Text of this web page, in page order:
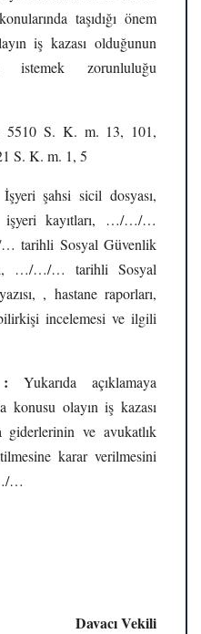
taşıdığı önem
iş kazası olduğunun
istemek zorunluluğu
5510 S. K. m. 13, 101,
S. K. m. 1, 5
İşyeri şahsi sicil dosyası,
işyeri kayıtları, …/…/…
tarihli Sosyal Güvenlik
…/…/… tarihli Sosyal
, hastane raporları,
incelemesi ve ilgili
:Yukarıda açıklamaya
konusu olayın iş kazası
giderlerinin ve avukatlık
karar verilmesini
…
Davacı Vekili